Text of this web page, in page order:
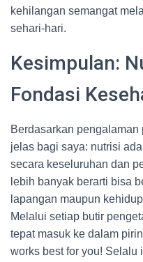
kehilangan semangat
sehari-hari.
Kesimpulan:
Fondasi
Berdasarkan
jelas bagi saya: nutrisi
secara keseluruhan dan
lebih banyak berarti bisa
lapangan maupun
Melalui setiap butir
tepat masuk ke dalam
works best for you! Selalu